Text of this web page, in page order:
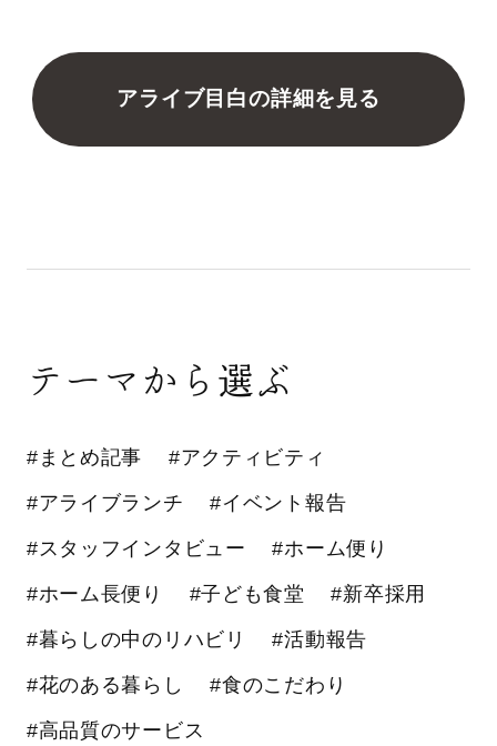
アライブ目白の詳細を見る
テーマから選ぶ
#まとめ記事 #アクティビティ
#アライブランチ #イベント報告
#スタッフインタビュー #ホーム便り
#ホーム長便り #子ども食堂 #新卒採用
#暮らしの中のリハビリ #活動報告
#花のある暮らし #食のこだわり
#高品質のサービス